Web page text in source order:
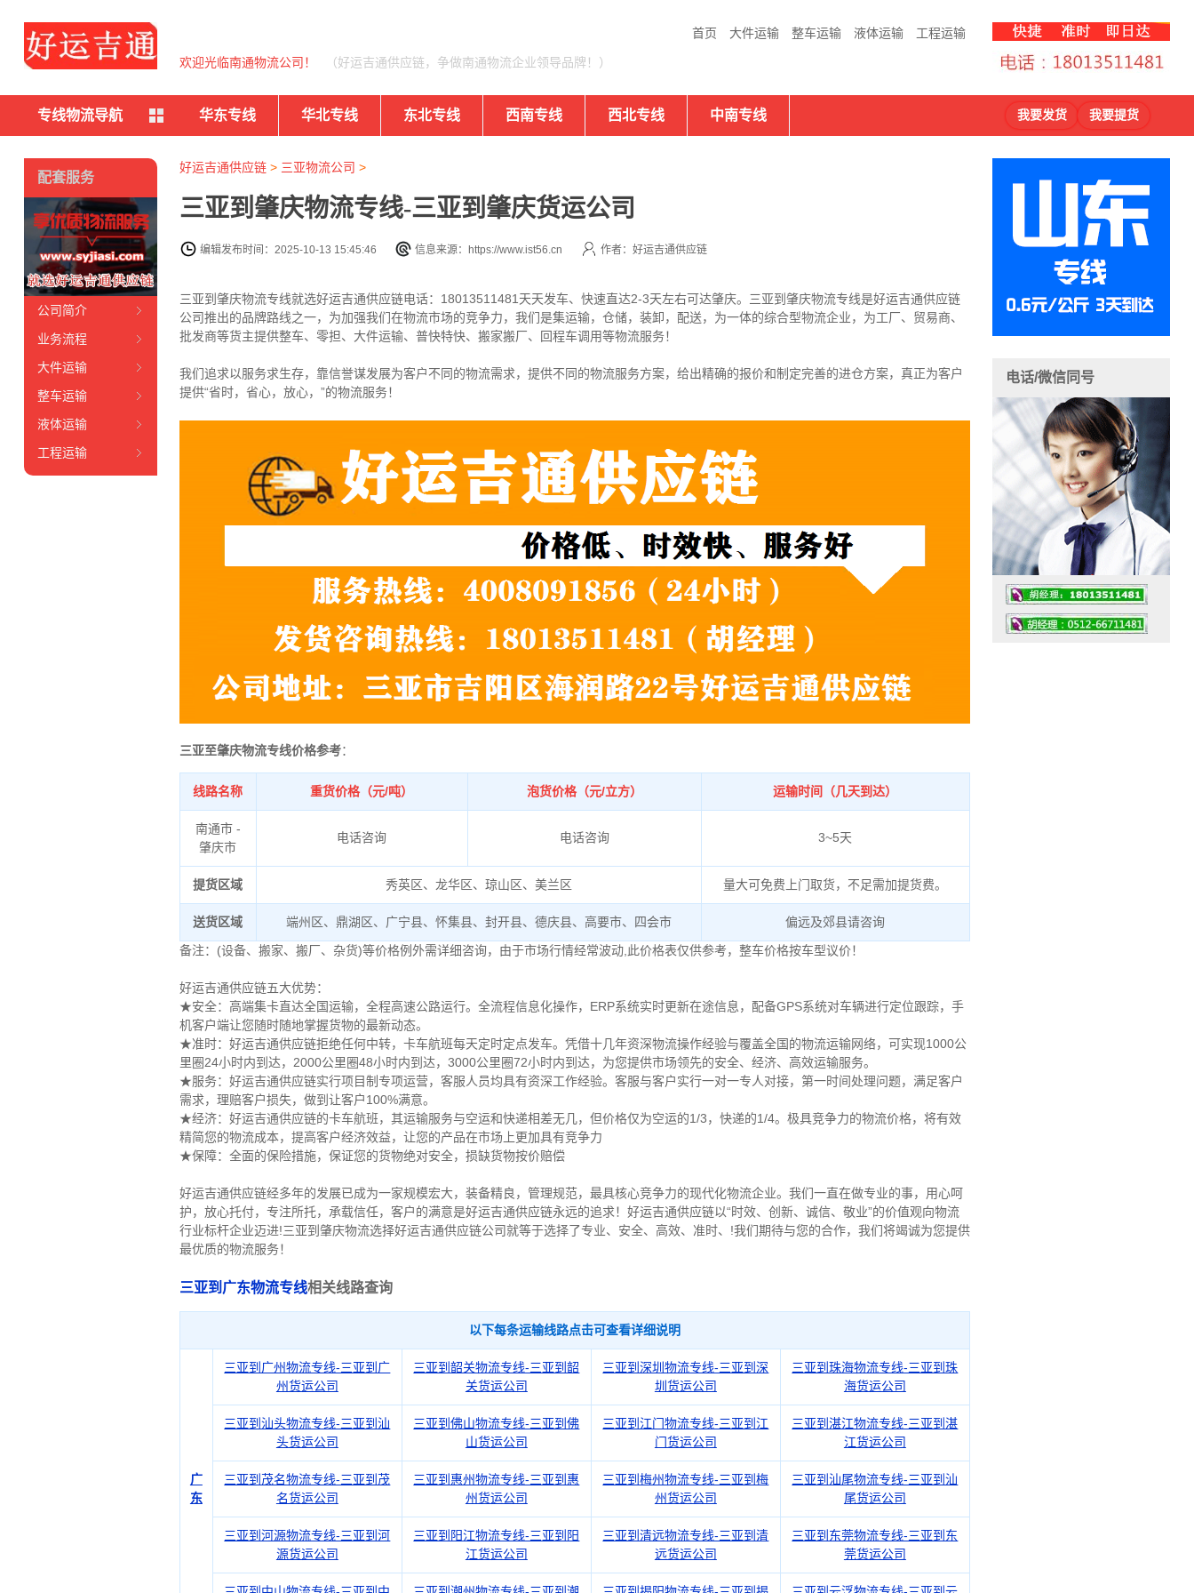
首页 大件运输 整车运输 液体运输 工程运输
欢迎光临南通物流公司！ （好运吉通供应链，争做南通物流企业领导品牌！）
专线物流导航 华东专线 华北专线 东北专线 西南专线 西北专线 中南专线 我要发货 我要提货
好运吉通供应链> 三亚物流公司 >
三亚到肇庆物流专线-三亚到肇庆货运公司
编辑发布时间：2025-10-13 15:45:46 信息来源：https://www.ist56.cn 作者：好运吉通供应链
三亚到肇庆物流专线就选好运吉通供应链电话：18013511481天天发车、快速直达2-3天左右可达肇庆。三亚到肇庆物流专线是好运吉通供应链
公司推出的品牌路线之一，为加强我们在物流市场的竞争力，我们是集运输，仓储，装卸，配送，为一体的综合型物流企业，为工厂、贸易商、
批发商等货主提供整车、零担、大件运输、普快特快、搬家搬厂、回程车调用等物流服务！
我们追求以服务求生存，靠信誉谋发展为客户不同的物流需求，提供不同的物流服务方案，给出精确的报价和制定完善的进仓方案，真正为客户
提供“省时，省心，放心，”的物流服务！
三亚至肇庆物流专线价格参考：
线路名称 重货价格（元/吨） 泡货价格（元/立方） 运输时间（几天到达）
南通市 -
肇庆市
电话咨询 电话咨询 3~5天
提货区域 秀英区、龙华区、琼山区、美兰区 量大可免费上门取货，不足需加提货费。
送货区域 端州区、鼎湖区、广宁县、怀集县、封开县、德庆县、高要市、四会市
偏远及郊县请咨询
备注：(设备、搬家、搬厂、杂货)等价格例外需详细咨询，由于市场行情经常波动,此价格表仅供参考，整车价格按车型议价！
好运吉通供应链五大优势：
★安全：高端集卡直达全国运输，全程高速公路运行。全流程信息化操作，ERP系统实时更新在途信息，配备GPS系统对车辆进行定位跟踪，手
机客户端让您随时随地掌握货物的最新动态。
★准时：好运吉通供应链拒绝任何中转，卡车航班每天定时定点发车。凭借十几年资深物流操作经验与覆盖全国的物流运输网络，可实现1000公
里圈24小时内到达，2000公里圈48小时内到达，3000公里圈72小时内到达，为您提供市场领先的安全、经济、高效运输服务。
★服务：好运吉通供应链实行项目制专项运营，客服人员均具有资深工作经验。客服与客户实行一对一专人对接，第一时间处理问题，满足客户
需求，理赔客户损失，做到让客户100%满意。
★经济：好运吉通供应链的卡车航班，其运输服务与空运和快递相差无几，但价格仅为空运的1/3，快递的1/4。极具竞争力的物流价格，将有效
精简您的物流成本，提高客户经济效益，让您的产品在市场上更加具有竞争力
★保障：全面的保险措施，保证您的货物绝对安全，损缺货物按价赔偿
好运吉通供应链经多年的发展已成为一家规模宏大，装备精良，管理规范，最具核心竞争力的现代化物流企业。我们一直在做专业的事，用心呵
护，放心托付，专注所托，承载信任，客户的满意是好运吉通供应链永远的追求！好运吉通供应链以“时效、创新、诚信、敬业”的价值观向物流
行业标杆企业迈进!三亚到肇庆物流选择好运吉通供应链公司就等于选择了专业、安全、高效、准时、!我们期待与您的合作，我们将竭诚为您提供
最优质的物流服务！
三亚到广东物流专线相关线路查询
以下每条运输线路点击可查看详细说明
广
东
三亚到广州物流专线-三亚到广
州货运公司
三亚到韶关物流专线-三亚到韶
关货运公司
三亚到深圳物流专线-三亚到深
圳货运公司
三亚到珠海物流专线-三亚到珠
海货运公司
三亚到汕头物流专线-三亚到汕
头货运公司
三亚到佛山物流专线-三亚到佛
山货运公司
三亚到江门物流专线-三亚到江
门货运公司
三亚到湛江物流专线-三亚到湛
江货运公司
三亚到茂名物流专线-三亚到茂
名货运公司
三亚到惠州物流专线-三亚到惠
州货运公司
三亚到梅州物流专线-三亚到梅
州货运公司
三亚到汕尾物流专线-三亚到汕
尾货运公司
三亚到河源物流专线-三亚到河
源货运公司
三亚到阳江物流专线-三亚到阳
江货运公司
三亚到清远物流专线-三亚到清
远货运公司
三亚到东莞物流专线-三亚到东
莞货运公司
配套服务
公司简介
业务流程
大件运输
整车运输
液体运输
工程运输
电话/微信同号